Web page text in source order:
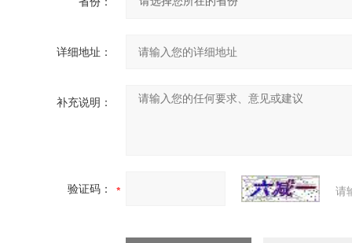
详细地址：
补充说明：
验证码： 请